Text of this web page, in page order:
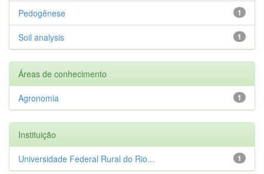
1
Pedogênese
1
Soil analysis
Áreas de conhecimento
1
Agronomia
Instituição
1
Universidade Federal Rural do Rio...